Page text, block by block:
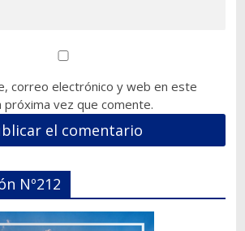
correo electrónico y web en este
próxima vez que comente.
Nº212